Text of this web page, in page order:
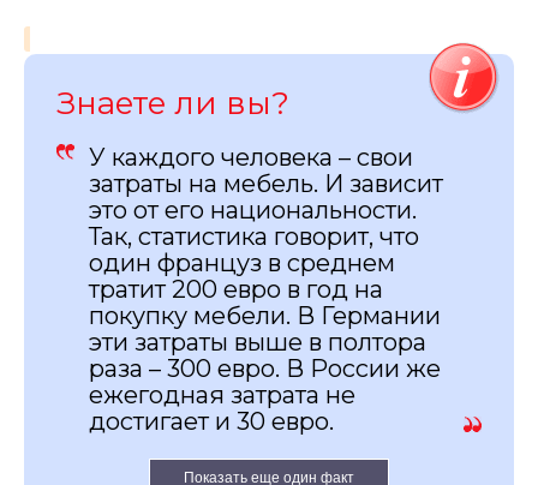
Знаете ли вы?
У каждого человека – свои
затраты на мебель. И зависит
это от его национальности.
Так, статистика говорит, что
один француз в среднем
тратит 200 евро в год на
покупку мебели. В Германии
эти затраты выше в полтора
раза – 300 евро. В России же
ежегодная затрата не
достигает и 30 евро.
Показать еще один факт